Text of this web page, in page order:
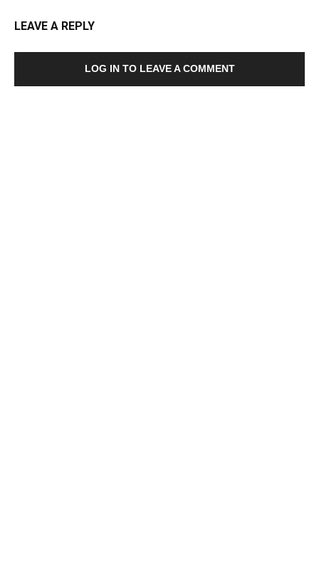
LEAVE A REPLY
LOG IN TO LEAVE A COMMENT